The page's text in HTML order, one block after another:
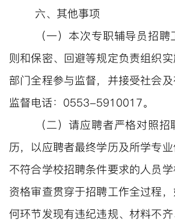
六、其他事项
（一） 本次专职辅导员招聘
则和保密、回避等规定负责组织
部门全程参与监督，并接受社会及
监督电话： 0553-5910017。
（二）请应聘者严格对照招
历，以应聘者最终学历及所学专
不符合学校招聘条件要求的人员学
资格审查贯穿于招聘工作全过程
何环节发现有违纪违规、材料不